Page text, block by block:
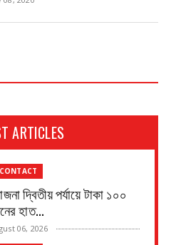
ARTICLES
CONTACT
দ্বিতীয় পর্যায়ে টাকা ১০০
হাত...
06, 2026